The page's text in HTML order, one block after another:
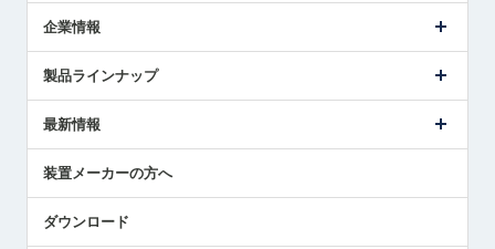
企業情報
ごあいさつ
受賞履歴
採用情報
国/地域/言語
製品ラインナップ
ツールセッタ製品
エアマイクロセンサ製品
最新情報
メトロールの技術
社員ブログ
装置メーカーの方へ
ダウンロード